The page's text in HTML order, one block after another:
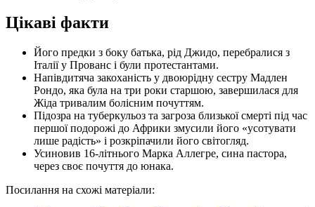
Цікаві факти
Його предки з боку батька, рід Джидо, перебралися з
Італії у Прованс і були протестантами.
Напівдитяча закоханість у двоюрідну сестру Мадлен
Рондо, яка була на три роки старшою, завершилася для
Жіда тривалим болісним почуттям.
Підозра на туберкульоз та загроза близької смерті під час
першої подорожі до Африки змусили його «усотувати
лише радість» і розкріпачили його світогляд.
Усиновив 16-літнього Марка Аллегре, сина пастора,
через своє почуття до юнака.
Посилання на схожі матеріали: